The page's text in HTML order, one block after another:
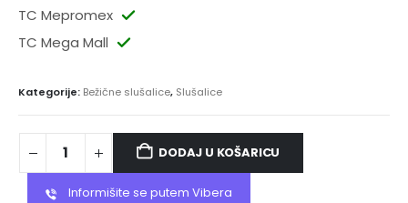
TC Mepromex
TC Mega Mall
Kategorije: Bežične slušalice, Slušalice
DODAJ U KOŠARICU
Informišite se putem Vibera